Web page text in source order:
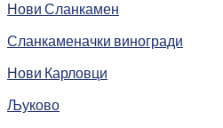
Нови Сланкамен
Сланкаменачки виногради
Нови Карловци
Љуково